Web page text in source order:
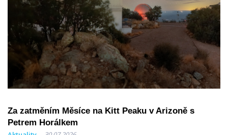
Za zatměním Měsíce na Kitt Peaku v Arizoně s
Petrem Horálkem